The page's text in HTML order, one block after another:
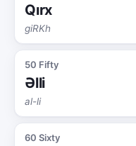
Qırx
giRKh
50 Fifty
Əlli
al-li
60 Sixty